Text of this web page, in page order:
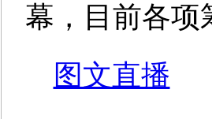
幕，目前各项
图文直播